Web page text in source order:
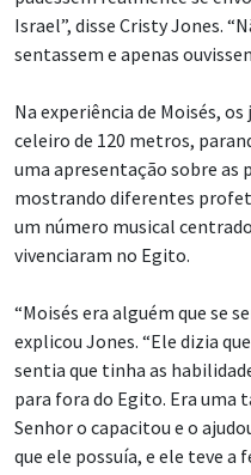
Israel”, disse Cristy Jones.
sentassem e apenas
Na experiência de Moisés,
celeiro de 120 metros,
uma apresentação sobre as
mostrando diferentes
um número musical
vivenciaram no Egito.
“Moisés era alguém que se
explicou Jones. “Ele dizia
sentia que tinha as
para fora do Egito. Era uma
Senhor o capacitou e o
que ele possuía, e ele teve